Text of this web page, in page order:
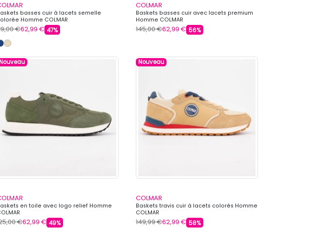
basses cuir à lacets semelle
Homme COLMAR
€62,99 € 47%
COLMAR
Baskets basses cuir avec lacets premium
Homme COLMAR
145,00 €62,99 € 56%
Nouveau
en toile avec logo relief Homme
€62,99 € 49%
Nouveau
COLMAR
Baskets travis cuir à lacets colorés Homme
COLMAR
149,99 €62,99 € 58%